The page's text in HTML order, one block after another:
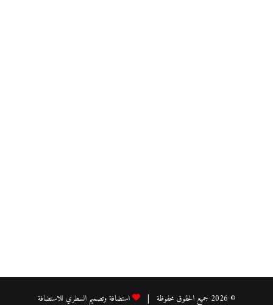
© 2026 جميع الحقوق محفوظة | استضافة وتصميم السطري للاستضافة